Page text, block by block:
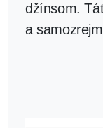
džínsom.
a